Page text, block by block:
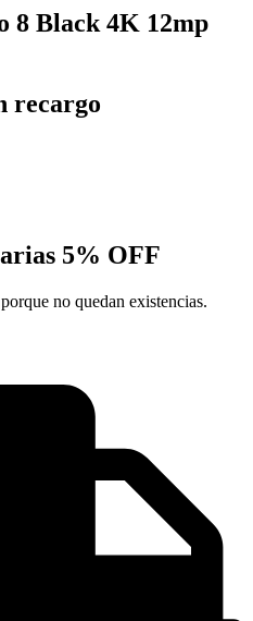
8 Black 4K 12mp
recargo
5% OFF
no quedan existencias.